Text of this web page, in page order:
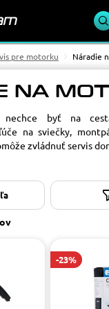
pre motorku Náradie
NA
byť na
na sviečky,
zvládnuť servis
do
-23%